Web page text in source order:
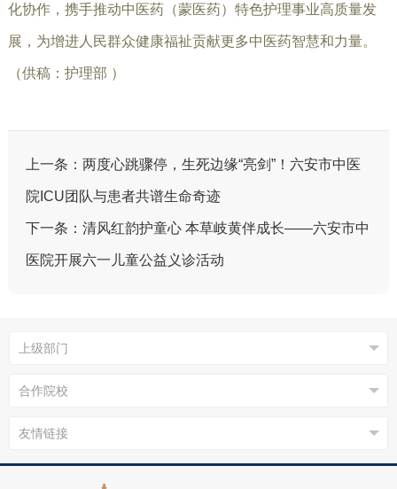
化协作，携手推动中医药（蒙医药）特色护理事业高质量发
展，为增进人民群众健康福祉贡献更多中医药智慧和力量。
（供稿：护理部 ）
上一条： 两度心跳骤停，生死边缘“亮剑”！六安市中医
院ICU团队与患者共谱生命奇迹
下一条： 清风红韵护童心 本草岐黄伴成长——六安市中
医院开展六一儿童公益义诊活动